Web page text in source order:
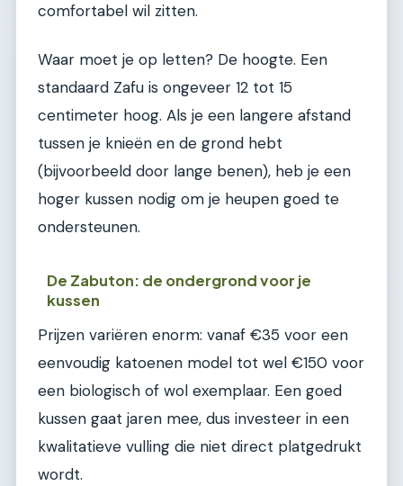
comfortabel wil zitten.
Waar moet je op letten? De hoogte. Een
standaard Zafu is ongeveer 12 tot 15
centimeter hoog. Als je een langere afstand
tussen je knieën en de grond hebt
(bijvoorbeeld door lange benen), heb je een
hoger kussen nodig om je heupen goed te
ondersteunen.
De Zabuton: de ondergrond voor je
kussen
Prijzen variëren enorm: vanaf €35 voor een
eenvoudig katoenen model tot wel €150 voor
een biologisch of wol exemplaar. Een goed
kussen gaat jaren mee, dus investeer in een
kwalitatieve vulling die niet direct platgedrukt
wordt.